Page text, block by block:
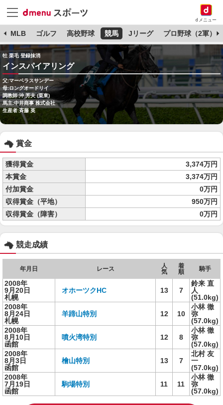
dメニュー
MLB ゴルフ 高校野球 競馬 Jリーグ プロ野球（2軍）
牡 栗毛 登録抹消
インスパイアリング
父:マーベラスサンデー
母:ロングオードリイ
調教師:沖 芳夫 (栗東)
馬主:中井商事 株式会社
生産者:斉藤 英
賞金
獲得賞金
3,374万円
本賞金
3,374万円
付加賞金
0万円
収得賞金（平地）
950万円
収得賞金（障害）
0万円
競走成績
年月日 レース
人
気
着
順
騎手
2008年
9月20日
札幌
オホーツクHC 13 7
鈴来 直
人
(51.0kg)
2008年
8月24日
札幌
羊蹄山特別 12 10
小林 徹
弥
(57.0kg)
2008年
8月10日
函館
噴火湾特別 12 8
小林 徹
弥
(57.0kg)
2008年
8月3日
函館
檜山特別 13 7
北村 友
一
(57.0kg)
2008年
7月19日
函館
駒場特別 11 11
小林 徹
弥
(57.0kg)